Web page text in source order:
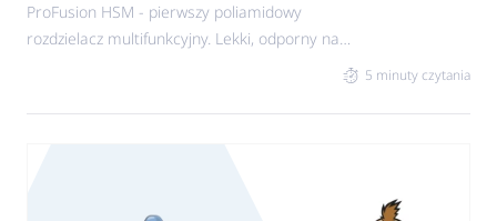
ProFusion HSM - pierwszy poliamidowy
rozdzielacz multifunkcyjny. Lekki, odporny na
kompaktowy i łatwy w montażu zestaw, który
5 minuty czytania